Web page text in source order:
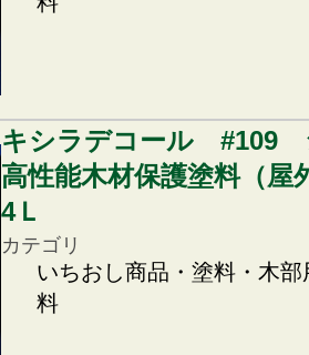
キシラデコール
高性能木材保護塗料（
4Ｌ
カテゴリ
いちおし商品・塗料・木
料